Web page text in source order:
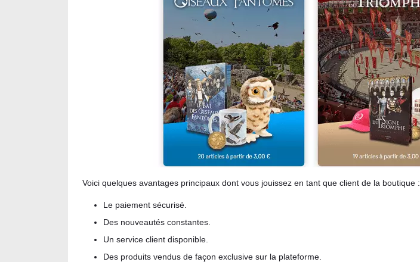
Voici quelques avantages principaux dont vous jouissez en tant que client de la boutique :
Le paiement sécurisé.
Des nouveautés constantes.
Un service client disponible.
Des produits vendus de façon exclusive sur la plateforme.